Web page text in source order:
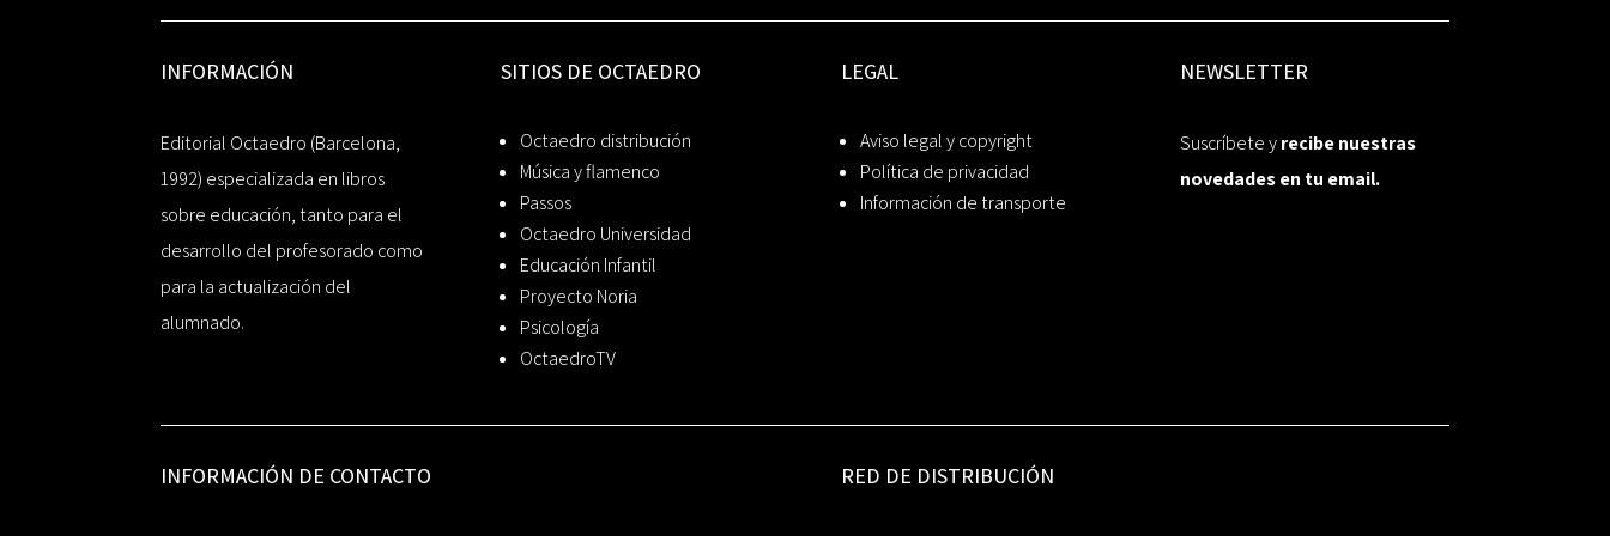
INFORMACIÓN
Editorial Octaedro (Barcelona,
1992) especializada en libros
sobre educación, tanto para el
desarrollo del profesorado como
para la actualización del
alumnado.
SITIOS DE OCTAEDRO
Octaedro distribución
Música y flamenco
Passos
Octaedro Universidad
Educación Infantil
Proyecto Noria
Psicología
OctaedroTV
LEGAL
Aviso legal y copyright
Política de privacidad
Información de transporte
NEWSLETTER
Suscríbete yrecibe nuestras
novedades en tu email.
INFORMACIÓN DE CONTACTO RED DE DISTRIBUCIÓN